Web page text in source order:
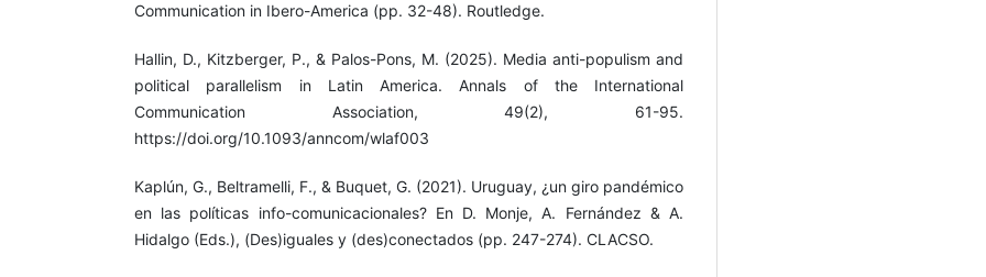
Communication in Ibero-America (pp. 32-48). Routledge.
Hallin, D., Kitzberger, P., & Palos-Pons, M. (2025). Media anti-populism and
political parallelism in Latin America. Annals of the International
Communication Association, 49(2), 61-95.
https://doi.org/10.1093/anncom/wlaf003
Kaplún, G., Beltramelli, F., & Buquet, G. (2021). Uruguay, ¿un giro pandémico
en las políticas info-comunicacionales? En D. Monje, A. Fernández & A.
Hidalgo (Eds.), (Des)iguales y (des)conectados (pp. 247-274). CLACSO.